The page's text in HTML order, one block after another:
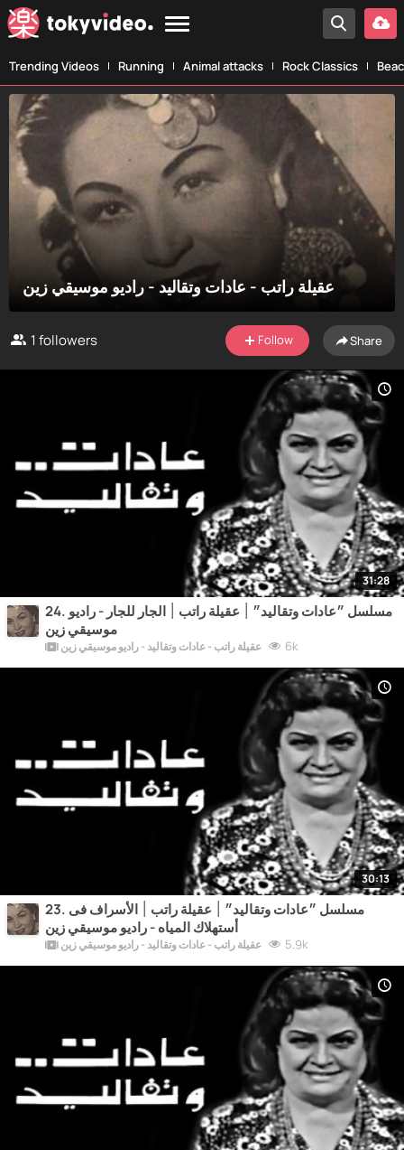
Trending Videos Running Animal attacks Rock Classics
عقيلة راتب - عادات وتقاليد - راديو موسيقي زين
1 followers Follow Share
31:28
24. مسلسل ״عادات وتقاليد״ ׀ عقيلة راتب ׀ الجار للجار - راديو
موسيقي زين
عقيلة راتب - عادات وتقاليد - راديو موسيقي زين 6k
30:13
23. مسلسل ״عادات وتقاليد״ ׀ عقيلة راتب ׀ الأسراف فى
أستهلاك المياه - راديو موسيقي زين
عقيلة راتب - عادات وتقاليد - راديو موسيقي زين 5.9k